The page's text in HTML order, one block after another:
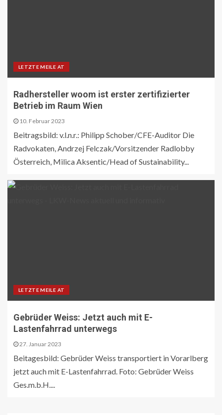
LETZTE MEILE AT
Radhersteller woom ist erster zertifizierter
Betrieb im Raum Wien
10. Februar 2023
Beitragsbild: v.l.n.r.: Philipp Schober/CFE-Auditor Die
Radvokaten, Andrzej Felczak/Vorsitzender Radlobby
Österreich, Milica Aksentic/Head of Sustainability...
LETZTE MEILE AT
Gebrüder Weiss: Jetzt auch mit E-
Lastenfahrrad unterwegs
27. Januar 2023
Beitagesbild: Gebrüder Weiss transportiert in Vorarlberg
jetzt auch mit E-Lastenfahrrad. Foto: Gebrüder Weiss
Ges.m.b.H....